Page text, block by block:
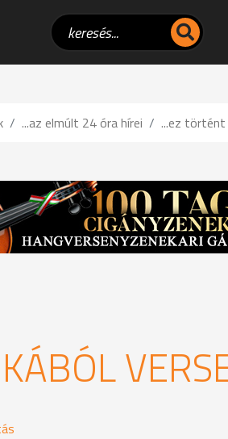
...az elmúlt 24 óra hírei ...ez